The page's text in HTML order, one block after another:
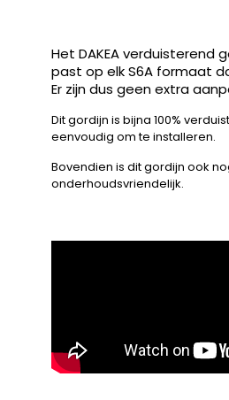
Het DAKEA verduisterend
past op elk S6A formaat
Er zijn dus geen extra
Dit gordijn is bijna 100%
eenvoudig om te installeren.
Bovendien is dit gordijn ook
onderhoudsvriendelijk.